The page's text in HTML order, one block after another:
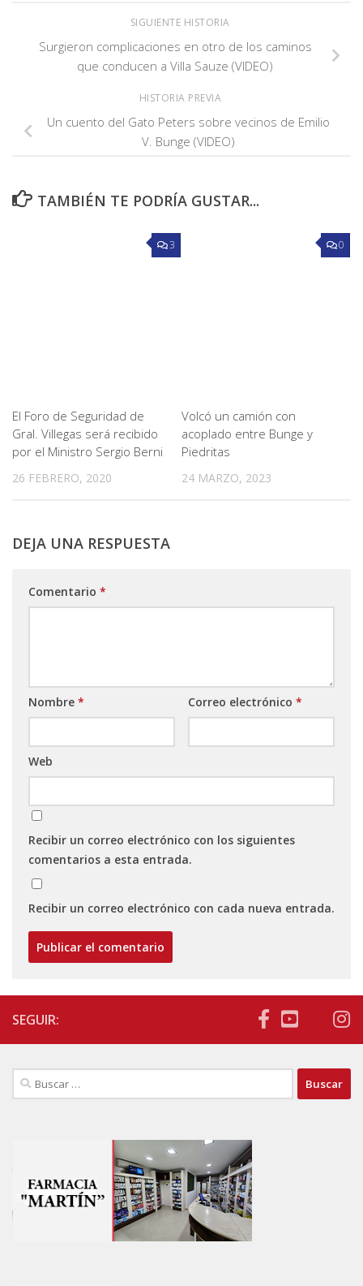
SIGUIENTE HISTORIA
Surgieron complicaciones en otro de los caminos
que conducen a Villa Sauze (VIDEO)
HISTORIA PREVIA
Un cuento del Gato Peters sobre vecinos de Emilio
V. Bunge (VIDEO)
TAMBIÉN TE PODRÍA GUSTAR...
3
El Foro de Seguridad de
Gral. Villegas será recibido
por el Ministro Sergio Berni
26 FEBRERO, 2020
0
Volcó un camión con
acoplado entre Bunge y
Piedritas
24 MARZO, 2023
DEJA UNA RESPUESTA
Comentario *
Nombre * Correo electrónico *
Web
Recibir un correo electrónico con los siguientes
comentarios a esta entrada.
Recibir un correo electrónico con cada nueva entrada.
SEGUIR:
Buscar: